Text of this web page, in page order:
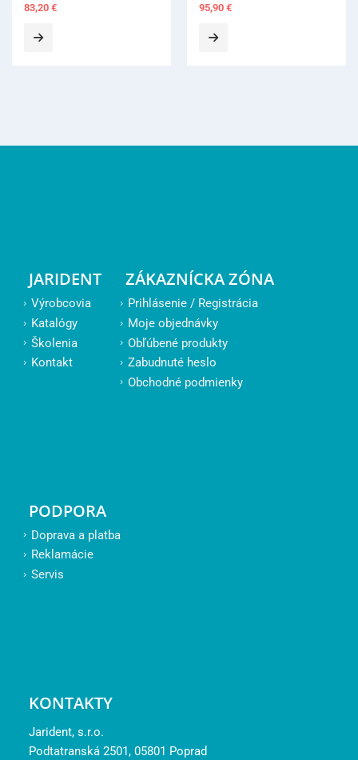
83,20 € 95,90 €
JARIDENT
Výrobcovia
Katalógy
Školenia
Kontakt
ZÁKAZNÍCKA ZÓNA
Prihlásenie / Registrácia
Moje objednávky
Obľúbené produkty
Zabudnuté heslo
Obchodné podmienky
PODPORA
Doprava a platba
Reklamácie
Servis
KONTAKTY
Jarident, s.r.o.
Podtatranská 2501, 05801 Poprad